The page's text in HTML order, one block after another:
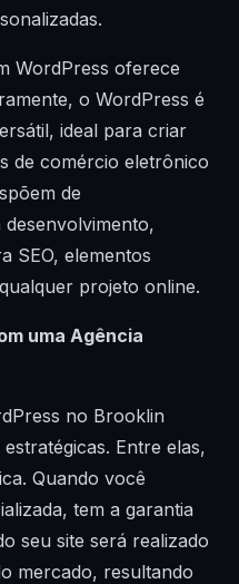
WordPress oferece
o WordPress é
ideal para criar
de comércio eletrônico
de
SEO, elementos
projeto online.
uma Agência
no Brooklin
Entre elas,
Quando você
tem a garantia
seu site será realizado
mercado, resultando